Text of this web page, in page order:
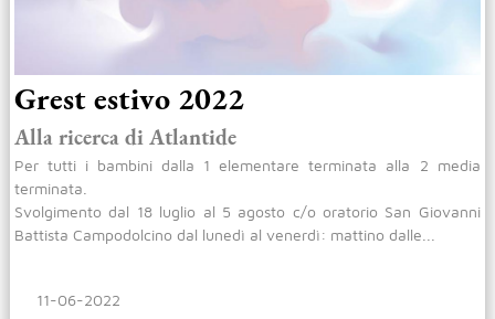
Grest estivo 2022
Alla ricerca di Atlantide
Per tutti i bambini dalla 1 elementare terminata alla 2 media
terminata.
Svolgimento dal 18 luglio al 5 agosto c/o oratorio San Giovanni
Battista Campodolcino dal lunedì al venerdì: mattino dalle...
11-06-2022